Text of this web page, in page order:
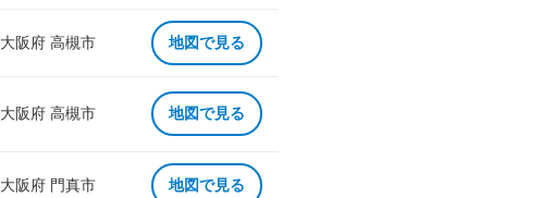
大阪府 高槻市 地図で見る
大阪府 高槻市 地図で見る
大阪府 門真市 地図で見る